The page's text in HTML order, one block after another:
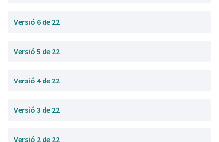
Versió 6 de 22
Versió 5 de 22
Versió 4 de 22
Versió 3 de 22
Versió 2 de 22